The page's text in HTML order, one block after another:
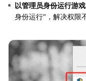
以管理员身份运行游戏
身份运行"，解决权限